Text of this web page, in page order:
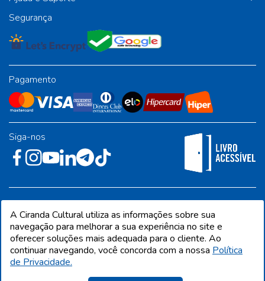
Segurança
Pagamento
Siga-nos
Industrial - Jandira/SP - CEP 06612-001
CIRANDA CULTURAL EDITORA E DISTRIBUIDORA LTDA. Todos os direitos
reservados. Proibida reprodução total ou parcial. Preços e estoque sujeito a
A Ciranda Cultural utiliza as informações sobre sua
navegação para melhorar a sua experiência no site e
oferecer soluções mais adequada para o cliente. Ao
continuar navegando, você concorda com a nossa Política
de Privacidade.